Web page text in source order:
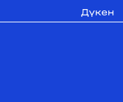
Дүкен